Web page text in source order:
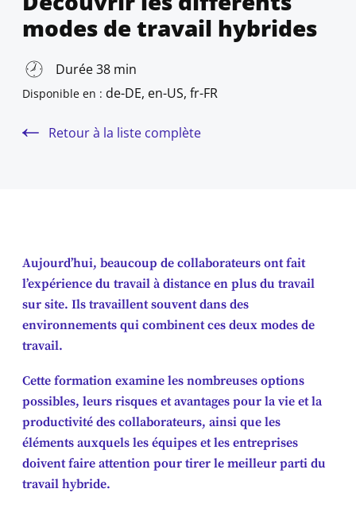
modes de travail hybrides
Durée 38 min
Disponible en : de-DE, en-US, fr-FR
Retour à la liste complète
Aujourd’hui, beaucoup de collaborateurs ont fait
l’expérience du travail à distance en plus du travail
sur site. Ils travaillent souvent dans des
environnements qui combinent ces deux modes de
travail.
Cette formation examine les nombreuses options
possibles, leurs risques et avantages pour la vie et la
productivité des collaborateurs, ainsi que les
éléments auxquels les équipes et les entreprises
doivent faire attention pour tirer le meilleur parti du
travail hybride.